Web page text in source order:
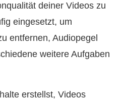
deiner Videos zu
eingesetzt, um
entfernen, Audiopegel
weitere Aufgaben
erstellst, Videos